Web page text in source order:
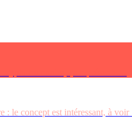
: le concept est intéressant, à voir